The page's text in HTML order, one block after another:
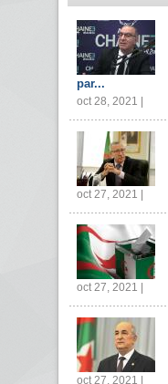
par...
oct 28, 2021 |
oct 27, 2021 |
oct 27, 2021 |
oct 27, 2021 |